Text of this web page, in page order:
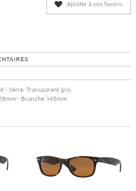
Ajouter à vos favoris
- Verre: Transparent gris
- Branche: 145mm